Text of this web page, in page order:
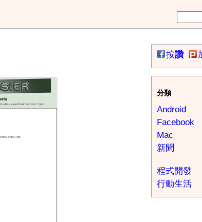
按讚
分類
Android
Facebook
Mac
新聞
程式開發
行動生活